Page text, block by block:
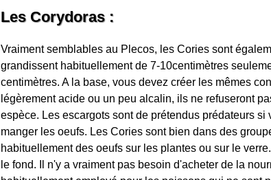
Les Corydoras :
Vraiment semblables au Plecos, les Cories sont
grandissent habituellement de 7-10centimètres
centimètres. A la base, vous devez créer les mêmes
légèrement acide ou un peu alcalin, ils ne refuseront
espèce. Les escargots sont de prétendus prédateurs
manger les oeufs. Les Cories sont bien dans des
habituellement des oeufs sur les plantes ou sur le
le fond. Il n'y a vraiment pas besoin d'acheter de la